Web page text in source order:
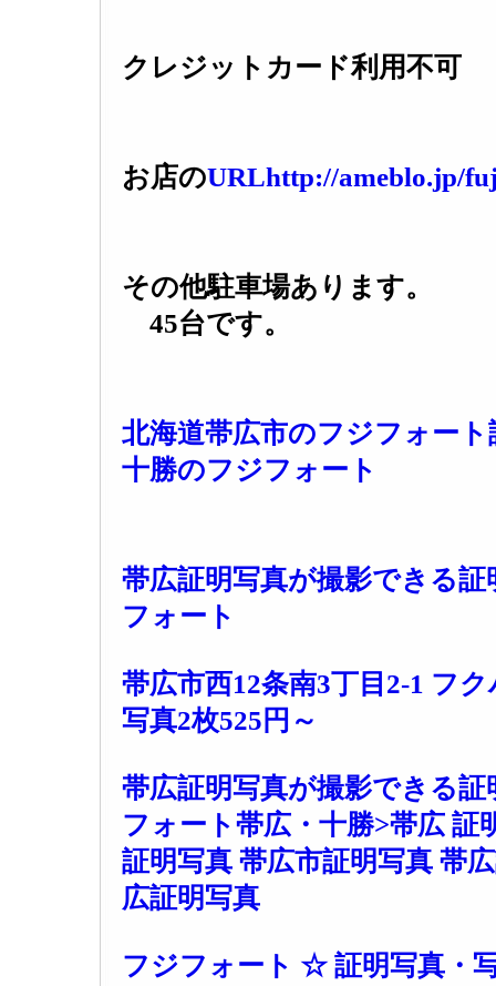
クレジットカード利用不可
お店のURLhttp://ameblo.jp/
その他駐車場ありま
45台です。
北海道帯広市のフジフォート
十勝のフジフォート
帯広証明写真が撮影できる
フォート
帯広市西12条南3丁目2-1 フ
写真2枚525円～
帯広証明写真が撮影できる
フォート帯広・十勝>帯広 証
証明写真 帯広市証明写真 帯
広証明写真
フジフォート ☆ 証明写真・